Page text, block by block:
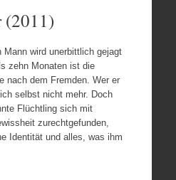
(2011)
Mann wird unerbittlich gejagt
zehn Monaten ist die
nach dem Fremden. Wer er
selbst nicht mehr. Doch
Flüchtling sich mit
zurechtgefunden,
Identität und alles, was ihm